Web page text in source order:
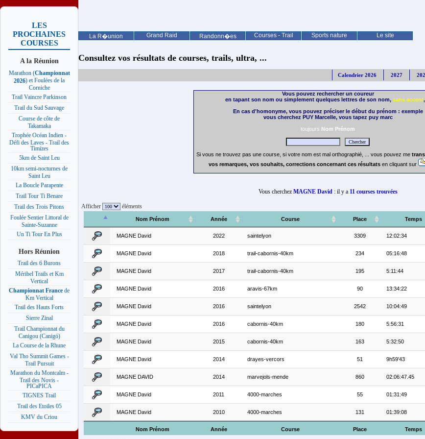
La R�union Grand Raid Randonn�es Courses - Trail Sports nature Le site
LES
PROCHAINES
COURSES
A la Réunion
Marathon (Championnat
2026) et Foulées de la
Corniche
Trail Vaincre Parkinson
Trail du Sud Sauvage
Course de côte de
Takamaka
Trophée Océan Indien -
Défi des Laves - Trail des
Timizes
5km de Saint Leu
10km semi-nocturnes de
Saint Leu
La Boucle Parapente
Trail Tour Ti Benare
Trail des Trois Pitons
Foulée Sentier Littoral de
Sainte-Suzanne
Un Ti Tour En Plus
Hors Réunion
Trail des 6 Burons
Méribel Trails et Km
Vertical
Championnat France de
Km Vertical
Trail des Hauts Forts
Sierre Zinal
Trail Championnat du
Canigou (Canigó)
La Course de la Rhune
Val Tho Summit Games -
Trail Pursuit
Marathon du Montcalm -
Trail des Novis -
PICaPICA
TIGNES Trail
Trail des Etoiles 05
KMV du Criou
Consultez vos résultats de courses, trails, ultra, ...
Calendrier 2026 2027
Vous pouvez rechercher un coureur
en tapant son nom ou simplement quelques lettres de son nom, sans accent
En cas d'homonyme, vous pouvez préciser le début du prénom : exemple
vous cherchez PUY Marcelle, vous tapez puy marc
toujours Nom Prénom
Si vous ne trouvez pas une course, si votre nom est mal orthographié, ... vous pouvez me
vos remarques, vos souhaits, corrections concernant ces résultats en cliquant sur
Vous cherchez MAGNE David: il y a 11 courses trouvées
Afficher éléments
Nom Prénom Année Course Place Temps
Nom Prénom Année Course Place Temps
MAGNE David 2022 saintelyon 3309 12:02:34
MAGNE David 2018 trail-cabornis-40km 234 05:16:48
MAGNE David 2017 trail-cabornis-40km 195 5:11:44
MAGNE David 2016 aravis-67km 90 13:34:22
MAGNE David 2016 saintelyon 2542 10:04:49
MAGNE David 2016 cabornis-40km 180 5:56:31
MAGNE David 2015 cabornis-40km 163 5:32:50
MAGNE David 2014 drayes-vercors 51 9h59'43
MAGNE DAVID 2014 marvejols-mende 860 02:06:47.45
MAGNE David 2011 4000-marches 55 01:31:49
MAGNE David 2010 4000-marches 131 01:39:08